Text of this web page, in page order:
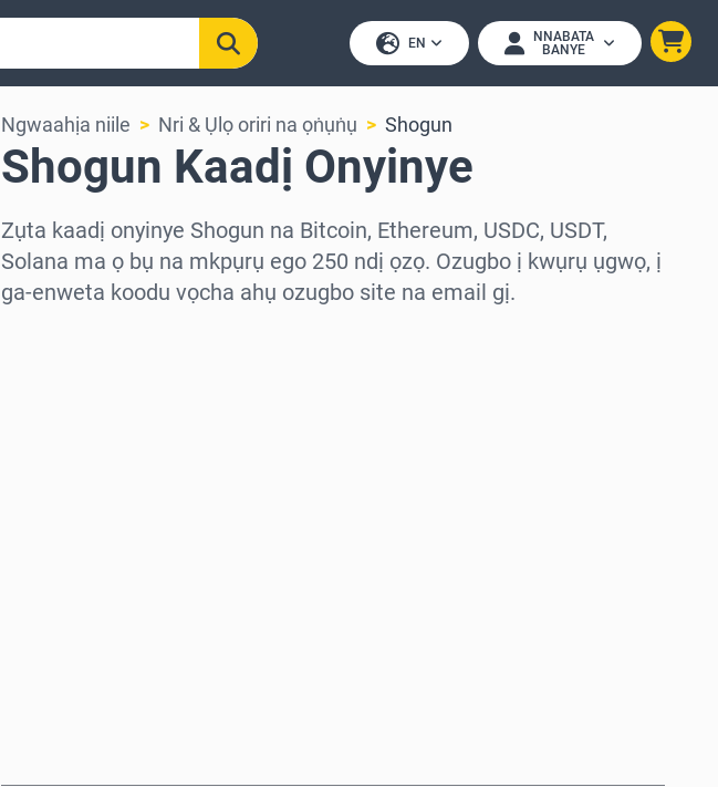
EN
NNABATA
BANYE
Ngwaahịa niile Nri & Ụlọ oriri na ọṅụṅụ Shogun
Shogun Kaadị Onyinye
Zụta kaadị onyinye Shogun na Bitcoin, Ethereum, USDC, USDT,
Solana ma ọ bụ na mkpụrụ ego 250 ndị ọzọ. Ozugbo ị kwụrụ ụgwọ, ị
ga-enweta koodu vọcha ahụ ozugbo site na email gị.